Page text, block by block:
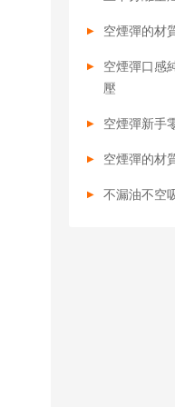
空煙彈的材
空煙彈口感
壓
空煙彈新手
空煙彈的材
不漏油不空